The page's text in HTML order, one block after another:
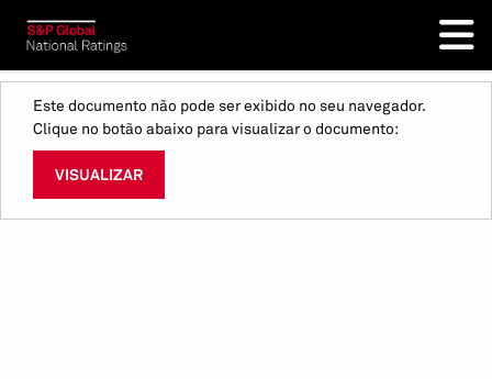
Este documento não pode ser exibido no seu navegador.
Clique no botão abaixo para visualizar o documento:
VISUALIZAR